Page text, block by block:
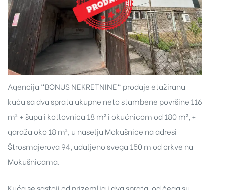
Agencija "BONUS NEKRETNINE" prodaje etažiranu
kuću sa dva sprata ukupne neto stambene površine 116
m² + šupa i kotlovnica 18 m² i okućnicom od 180 m², +
garaža oko 18 m², u naselju Mokušnice na adresi
Štrosmajerova 94, udaljeno svega 150 m od crkve na
Mokušnicama.
Kuća se sastoji od prizemlja i dva sprata, od čega su